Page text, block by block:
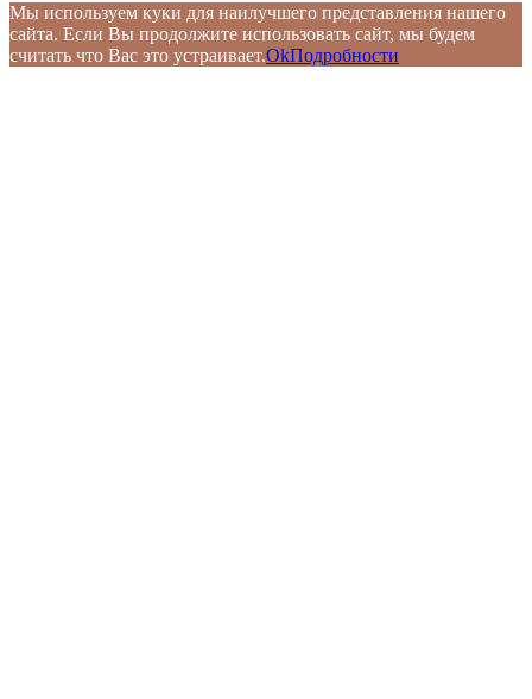
Мы используем куки для наилучшего представления нашего
сайта. Если Вы продолжите использовать сайт, мы будем
считать что Вас это устраивает.OkПодробности